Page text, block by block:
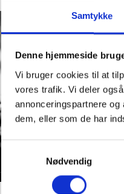
Samtykke
Denne hjemmeside
Vi bruger cookies til at
vores trafik. Vi deler
annonceringspartnere
dem, eller som de har
Samtykkevalg
Nødvendig